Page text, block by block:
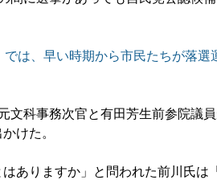
は、早い時期から市民たちが落選
科事務次官と有田芳生前参院議
けた。
ありますか」と問われた前川氏は